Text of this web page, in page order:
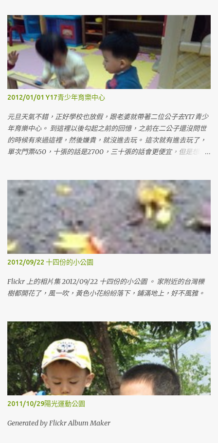
2012/01/01 Y17青少年育樂中心
元旦天氣不錯，正好學校也放假，跟老婆就帶著二位公子去Y17青少
年育樂中心。 到這裡以後勾起之前的回憶，之前在二公子還沒問世
的時候有來過這裡，然後嫌貴，就沒進去玩。 這次就有進去玩了，
單次門票450，十張的話是2700，三十張的話會更便宜，但是想想
時候，老婆可以帶兩個小鬼來玩，然後也可以分兩張給姊姊，讓她
可以帶她女兒來玩玩。 裡面的空間蠻大的，有蠻多東西可以玩，有
沙子、球、積木、各式各樣的玩具，裡面的大姊姊還會講故事跟帶
著動手作一些東西。下午的場次人比較多，就開始有擁擠的感覺
了。 這次還是沒進旁邊的東和禪寺走走，遺憾。 Generated by
Flickr Album Maker
2012/09/22 十四份的小公園
Flickr 上的相片集 2012/09/22 十四份的小公園 。 家附近的台灣櫟
樹都開花了，風一吹，黃色小花紛紛落下，鋪滿地上，好不風雅。
2011/10/29陽光運動公園
Generated by Flickr Album Maker